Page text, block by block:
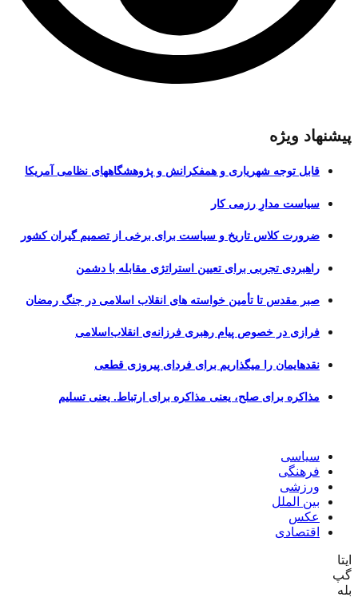
پیشنهاد ویژه
قابل توجه شهریاری و همفکرانش و پژوهشگاههای نظامی آمریکا
سیاست مدارِ رزمی کار
ضرورت کلاس تاریخ و سیاست برای برخی از تصمیم گیران کشور
راهبردی تجربی برای تعیین استراتژی مقابله با دشمن
صبر مقدس تا تأمین خواسته های انقلاب اسلامی در جنگ رمضان
فرازی در خصوص پیام رهبری فرزانه‌ی انقلاب‌اسلامی
نقدهایمان را میگذاریم برای فردای پیروزی قطعی
مذاکره برای صلح، یعنی مذاکره برای ارتباط. یعنی تسلیم
سیاسی
فرهنگی
ورزشی
بین الملل
عکس
اقتصادی
ایتا
گپ
بله